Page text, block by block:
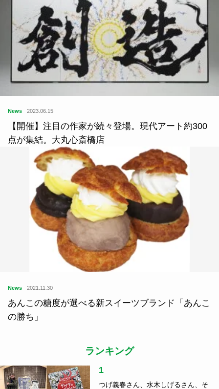
News 2023.06.15
【開催】注目の作家が続々登場。現代アート約300
点が集結。大丸心斎橋店
News 2021.11.30
あんこの糖度が選べる新スイーツブランド「あんこ
の勝ち」
ランキング
1
つげ義春さん、水木しげるさん、そ